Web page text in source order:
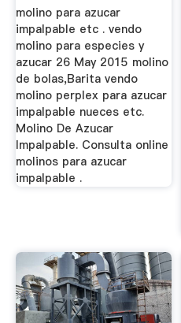
molino para azucar
impalpable etc . vendo
molino para especies y
azucar 26 May 2015 molino
de bolas,Barita vendo
molino perplex para azucar
impalpable nueces etc.
Molino De Azucar
Impalpable. Consulta online
molinos para azucar
impalpable .